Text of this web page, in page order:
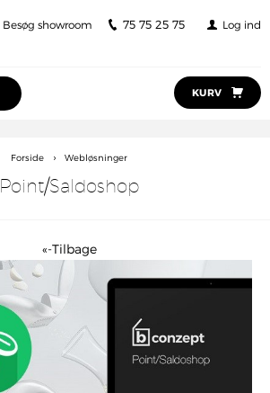
Besøg showroom 75 75 25 75 Log ind
KURV
Forside › Webløsninger
Point/Saldoshop
«-Tilbage